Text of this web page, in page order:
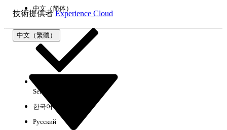
技術提供者Experience Cloud
中文（繁體）
中文（简体）
Select Org
한국어
Русский